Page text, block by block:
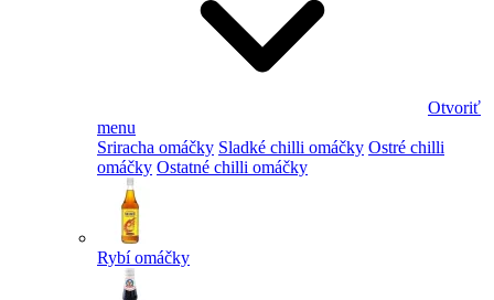
Otvoriť
menu
Sriracha omáčky Sladké chilli omáčky Ostré chilli
omáčky Ostatné chilli omáčky
Rybí omáčky